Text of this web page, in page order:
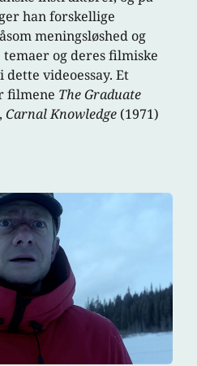
han forskellige
meningsløshed og
og deres filmiske
videoessay. Et
filmene The Graduate
Carnal Knowledge (1971)